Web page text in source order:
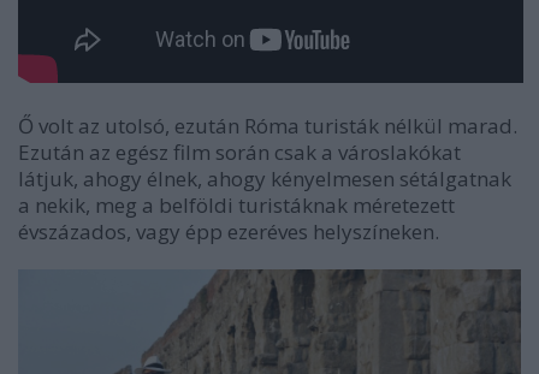
Ő volt az utolsó, ezután Róma turisták nélkül marad.
Ezután az egész film során csak a városlakókat
látjuk, ahogy élnek, ahogy kényelmesen sétálgatnak
a nekik, meg a belföldi turistáknak méretezett
évszázados, vagy épp ezeréves helyszíneken.